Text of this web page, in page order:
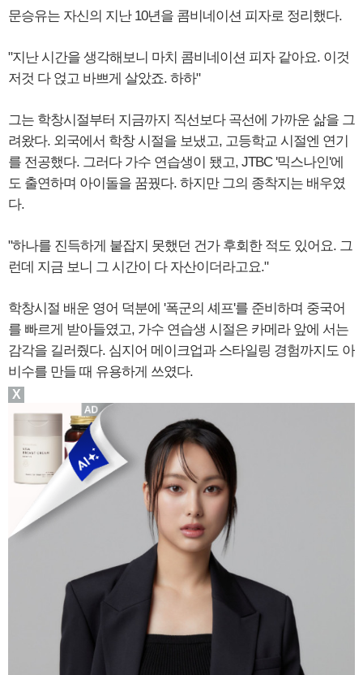
문승유는 자신의 지난 10년을 콤비네이션 피자로 정리했다.
"지난 시간을 생각해보니 마치 콤비네이션 피자 같아요. 이것
저것 다 얹고 바쁘게 살았죠. 하하"
그는 학창시절부터 지금까지 직선보다 곡선에 가까운 삶을 그
려왔다. 외국에서 학창 시절을 보냈고, 고등학교 시절엔 연기
를 전공했다. 그러다 가수 연습생이 됐고, JTBC '믹스나인'에
도 출연하며 아이돌을 꿈꿨다. 하지만 그의 종착지는 배우였
다.
"하나를 진득하게 붙잡지 못했던 건가 후회한 적도 있어요. 그
런데 지금 보니 그 시간이 다 자산이더라고요."
학창시절 배운 영어 덕분에 '폭군의 셰프'를 준비하며 중국어
를 빠르게 받아들였고, 가수 연습생 시절은 카메라 앞에 서는
감각을 길러줬다. 심지어 메이크업과 스타일링 경험까지도 아
비수를 만들 때 유용하게 쓰였다.
X